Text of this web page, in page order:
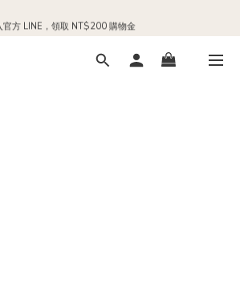
24:00 前下單，現貨商品隔日出貨
官方 LINE，領取 NT$200 購物金
24:00 前下單，現貨商品隔日出貨